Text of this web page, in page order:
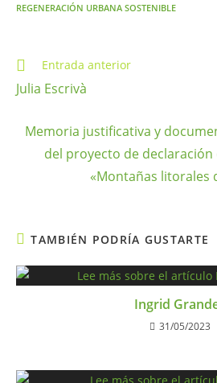
REGENERACIÓN URBANA SOSTENIBLE
Entrada anterior
Julia Escrivà
Memoria justificativa y
del proyecto de
«Montañas litorales
TAMBIÉN PODRÍA GUSTARTE
Ingrid
31/05/2023